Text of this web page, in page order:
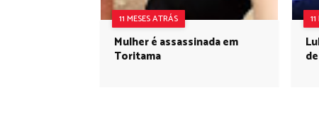
11 MESES ATRÁS
Mulher é assassinada em
Toritama